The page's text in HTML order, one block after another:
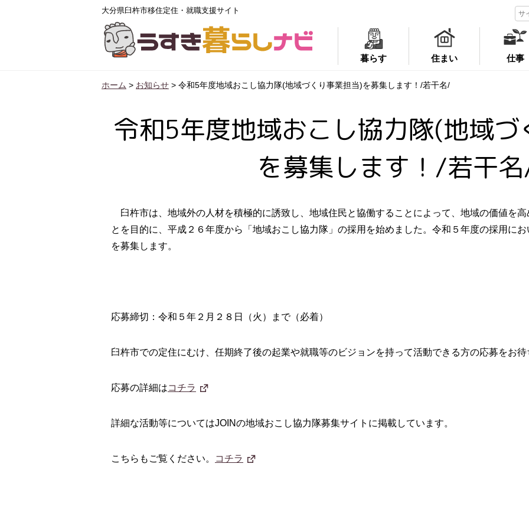
大分県臼杵市移住定住・就職支援サイト
暮らす 住まい 仕事
ホーム > お知らせ > 令和5年度地域おこし協力隊(地域づくり事業担当)を募集します！/若干名/
令和5年度地域おこし協力隊(地域
を募集します！/若干
臼杵市は、地域外の人材を積極的に誘致し、地域住民と協働することによって、地域の価値を高
とを目的に、平成２６年度から「地域おこし協力隊」の採用を始めました。令和５年度の採用に
を募集します。
応募締切：令和５年２月２８日（火）まで（必着）
臼杵市での定住にむけ、任期終了後の起業や就職等のビジョンを持って活動できる方の応募をお待
応募の詳細はコチラ
詳細な活動等についてはJOINの地域おこし協力隊募集サイトに掲載しています。
こちらもご覧ください。 コチラ